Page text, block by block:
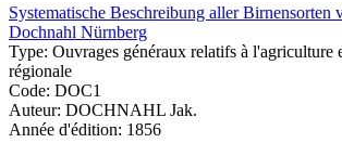
Systematische Beschreibung aller Birnensorten
Dochnahl Nürnberg
Type: Ouvrages généraux relatifs à l'agriculture
régionale
Code: DOC1
Auteur: DOCHNAHL Jak.
Année d'édition: 1856